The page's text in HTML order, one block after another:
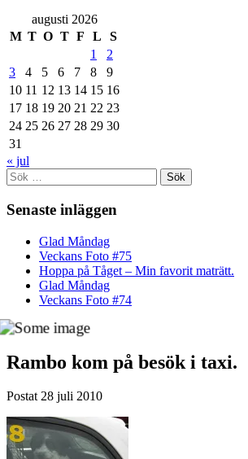
augusti 2026
M T O T F L
S
1
2
3
4 5 6 7 8
9
10 11 12 13 14 15 16
17 18 19 20 21 22 23
24 25 26 27 28 29 30
31
« jul
Sök
efter:
Senaste inläggen
Glad Måndag
Veckans Foto #75
Hoppa på Tåget – Min favorit maträtt.
Glad Måndag
Veckans Foto #74
Rambo kom på besök i taxi.
Postat28 juli 2010